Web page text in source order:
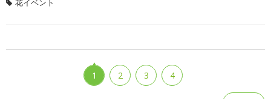
花イベント
1 2 3 4